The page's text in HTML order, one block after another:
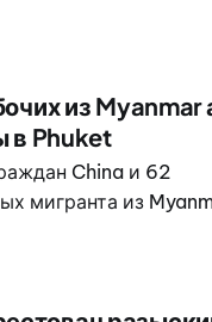
Phuket.
из
в Phuket
China и 62
мигранта из
виллы в Cherng